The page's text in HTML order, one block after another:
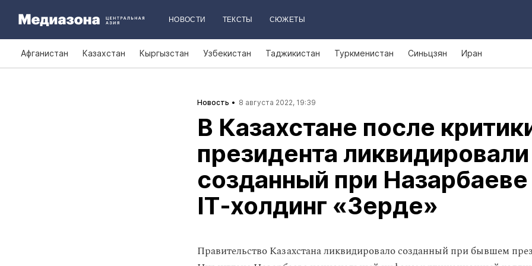
НОВОСТИ ТЕКСТЫ СЮЖЕТЫ
Афганистан Казахстан Кыргызстан Узбекистан Таджикистан Туркменистан Синьцзян Иран
Новость 8 августа 2022, 19:39
В Казахстане после
президента ликвидировали
созданный при Назарбаеве
IT‑холдинг «Зерде»
Правительство Казахстана ликвидировало созданный при бывшем